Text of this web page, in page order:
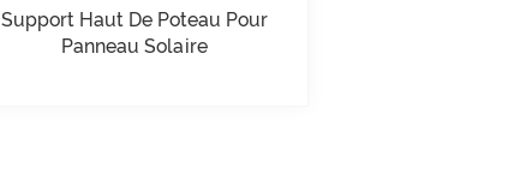
Support Haut De Poteau Pour
Panneau Solaire